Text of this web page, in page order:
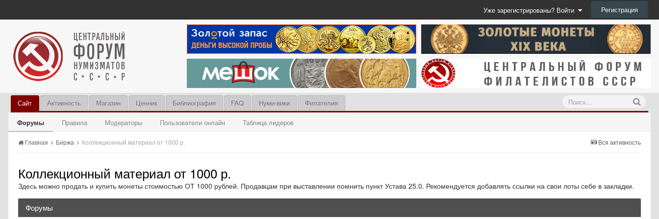
Уже зарегистрированы? Войти Регистрация
Сайт
Форумы Правила Модераторы Пользователи онлайн Таблица лидеров
Активность Магазин Ценник Библиография FAQ Нуми-вики Филателия
Вся активность
Главная Биржа Коллекционный материал от 1000 р.
Коллекционный материал от 1000 р.
Здесь можно продать и купить монеты стоимостью ОТ 1000 рублей. Продавцам при выставлении помнить пункт Устава 25.0. Рекомендуется добавлять ссылки на свои лоты себе в закладки.
Форумы